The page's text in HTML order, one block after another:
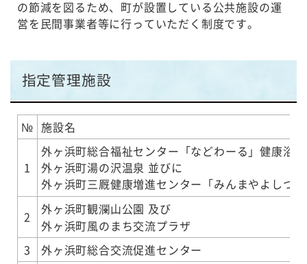
の節減を図るため、町が設置している公共施設の運
営を民間事業者等に行っていただく制度です。
指定管理施設
№ 施設名
1
外ヶ浜町総合福祉センター「などわーる」健康浴
外ヶ浜町湯の沢温泉 並びに
外ヶ浜町三厩健康増進センター「みんまやよしつ
2
外ヶ浜町観瀾山公園 及び
外ヶ浜町風のまち交流プラザ
3
外ヶ浜町総合交流促進センター